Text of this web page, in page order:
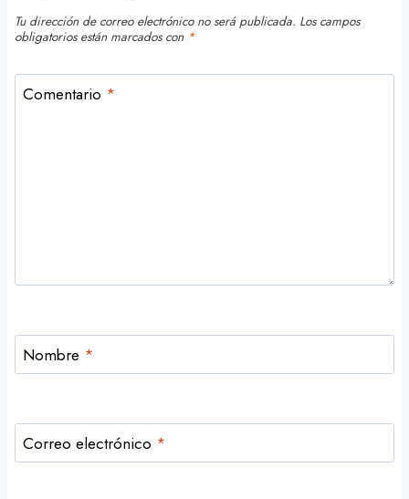
Tu dirección de correo electrónico no será publicada. Los campos
obligatorios están marcados con *
Comentario *
Nombre *
Correo electrónico *